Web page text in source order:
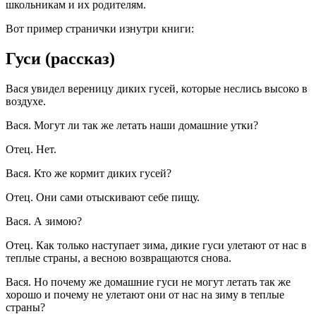
школьникам и их родителям.
Вот пример странички изнутри книги:
Гуси (рассказ)
Вася увидел вереницу диких гусей, которые неслись высоко в
воздухе.
Вася. Могут ли так же летать наши домашние утки?
Отец. Нет.
Вася. Кто же кормит диких гусей?
Отец. Они сами отыскивают себе пищу.
Вася. А зимою?
Отец. Как только наступает зима, дикие гуси улетают от нас в
теплые страны, а весною возвращаются снова.
Вася. Но почему же домашние гуси не могут летать так же
хорошо и почему не улетают они от нас на зиму в теплые
страны?